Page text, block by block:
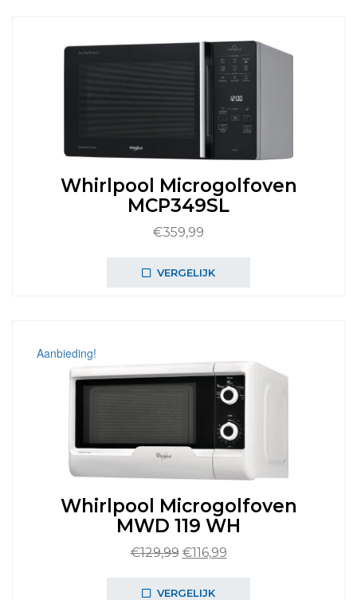
Whirlpool Microgolfoven
MCP349SL
€359,99
VERGELIJK
Aanbieding!
Whirlpool Microgolfoven
MWD 119 WH
€129,99 Oorspronkelijke
was:
€116,99Huidige
VERGELIJK